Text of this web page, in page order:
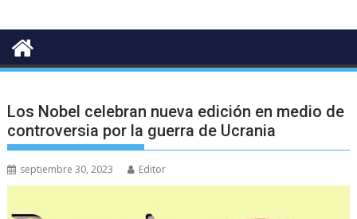
Los Nobel celebran nueva edición en medio de
controversia por la guerra de Ucrania
septiembre 30, 2023 Editor